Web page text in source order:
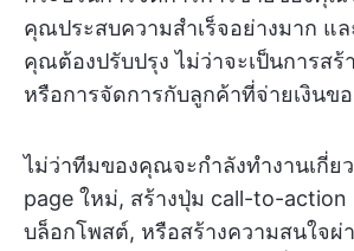
คุณประสบความสำเร็จอย่างมาก แ
คุณต้องปรับปรุง ไม่ว่าจะเป็นการสร้
หรือการจัดการกับลูกค้าที่จ่ายเงินข
ไม่ว่าทีมของคุณจะกำลังทำงานเกี่ย
page ใหม่, สร้างปุ่ม call-to-action
บล็อกโพสต์, หรือสร้างความสนใจผ่